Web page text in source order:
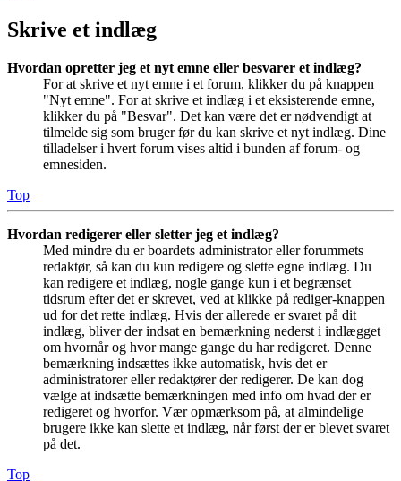
Skrive et indlæg
Hvordan opretter jeg et nyt emne eller besvarer et indlæg?
For at skrive et nyt emne i et forum, klikker du på knappen
"Nyt emne". For at skrive et indlæg i et eksisterende emne,
klikker du på "Besvar". Det kan være det er nødvendigt at
tilmelde sig som bruger før du kan skrive et nyt indlæg. Dine
tilladelser i hvert forum vises altid i bunden af forum- og
emnesiden.
Top
Hvordan redigerer eller sletter jeg et indlæg?
Med mindre du er boardets administrator eller forummets
redaktør, så kan du kun redigere og slette egne indlæg. Du
kan redigere et indlæg, nogle gange kun i et begrænset
tidsrum efter det er skrevet, ved at klikke på rediger-knappen
ud for det rette indlæg. Hvis der allerede er svaret på dit
indlæg, bliver der indsat en bemærkning nederst i indlægget
om hvornår og hvor mange gange du har redigeret. Denne
bemærkning indsættes ikke automatisk, hvis det er
administratorer eller redaktører der redigerer. De kan dog
vælge at indsætte bemærkningen med info om hvad der er
redigeret og hvorfor. Vær opmærksom på, at almindelige
brugere ikke kan slette et indlæg, når først der er blevet svaret
på det.
Top